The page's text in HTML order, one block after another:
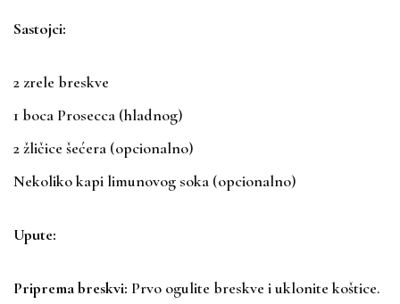
Sastojci:
2 zrele breskve
1 boca Prosecca (hladnog)
2 žličice šećera (opcionalno)
Nekoliko kapi limunovog soka (opcionalno)
Upute:
Priprema breskvi: Prvo ogulite breskve i uklonite koštice.